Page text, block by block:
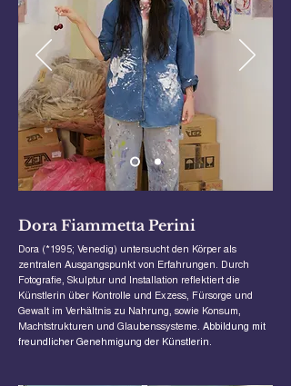
Dora Fiammetta Perini
Dora (*1995; Venedig) untersucht den Körper als
zentralen Ausgangspunkt von Erfahrungen. Durch
Fotografie, Skulptur und Installation reflektiert die
Künstlerin über Kontrolle und Exzess, Fürsorge und
Gewalt im Verhältnis zu Nahrung, sowie Konsum,
Machtstrukturen und Glaubenssysteme. Abbildung mit
freundlicher Genehmigung der Künstlerin.